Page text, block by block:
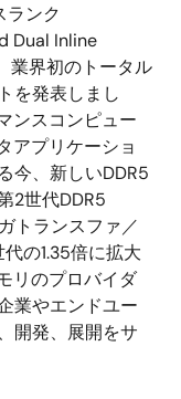
ランク
Dual Inline
業界初のトータル
を発表しまし
ンスコンピュー
アプリケーショ
今、新しいDDR5
2世代DDR5
トランスファ／
の1.35倍に拡大
リのプロバイダ
業やエンドユー
開発、展開をサ